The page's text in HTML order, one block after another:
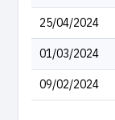
25/04/2024
01/03/2024
09/02/2024